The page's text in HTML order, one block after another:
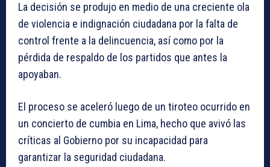
La decisión se produjo en medio de una creciente ola
de violencia e indignación ciudadana por la falta de
control frente a la delincuencia, así como por la
pérdida de respaldo de los partidos que antes la
apoyaban.
El proceso se aceleró luego de un tiroteo ocurrido en
un concierto de cumbia en Lima, hecho que avivó las
críticas al Gobierno por su incapacidad para
garantizar la seguridad ciudadana.